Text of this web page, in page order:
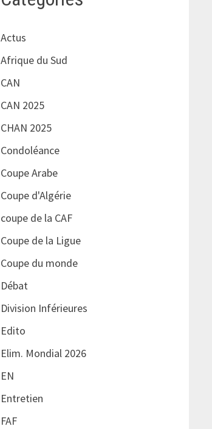
Actus
Afrique du Sud
CAN
CAN 2025
CHAN 2025
Condoléance
Coupe Arabe
Coupe d'Algérie
coupe de la CAF
Coupe de la Ligue
Coupe du monde
Débat
Division Inférieures
Edito
Elim. Mondial 2026
EN
Entretien
FAF